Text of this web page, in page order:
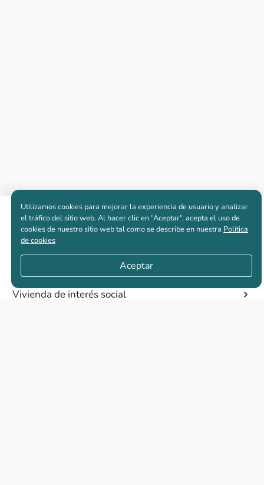
Apartamentos nuevos
Casas nuevas en venta
Vivienda de interés social
Utilizamos cookies para mejorar la experiencia de usuario y analizar
el tráfico del sitio web. Al hacer clic en “Aceptar“, acepta el uso de
cookies de nuestro sitio web tal como se describe en nuestra Política
de cookies
Aceptar